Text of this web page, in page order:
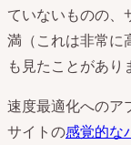
ていないものの
満（これは非常に
も見たことがあり
速度最適化へのア
サイトの感覚的な